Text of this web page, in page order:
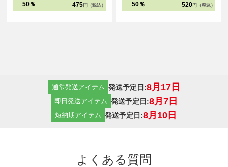
50％ 475 円（税込） 50％ 520 円（税込）
通常発送アイテム 発送予定日:8月17日
即日発送アイテム 発送予定日:8月7日
短納期アイテム 発送予定日:8月10日
よくある質問